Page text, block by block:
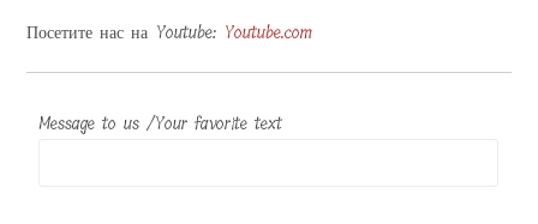
Посетите нас на Youtube: Youtube.com
Message to us /Your favorite text